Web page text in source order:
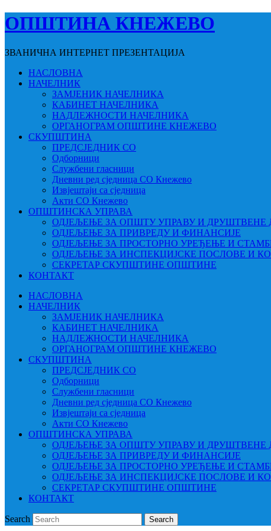
ОПШТИНА КНЕЖЕВО
ЗВАНИЧНА ИНТЕРНЕТ ПРЕЗЕНТАЦИЈА
НАСЛОВНА
НАЧЕЛНИК
ЗАМЈЕНИК НАЧЕЛНИКА
КАБИНЕТ НАЧЕЛНИКА
НАДЛЕЖНОСТИ НАЧЕЛНИКА
ОРГАНОГРАМ ОПШТИНЕ КНЕЖЕВО
СКУПШТИНА
ПРЕДСЈЕДНИК СО
Одборници
Службени гласници
Дневни ред сједница СО Кнежево
Извјештаји са сједница
Акти СО Кнежево
ОПШТИНСКА УПРАВА
ОДЈЕЉЕЊЕ ЗА ОПШТУ УПРАВУ И ДРУШТВЕНЕ
ОДЈЕЉЕЊЕ ЗА ПРИВРЕДУ И ФИНАНСИЈЕ
ОДЈЕЉЕЊЕ ЗА ПРОСТОРНО УРЕЂЕЊЕ И
ОДЈЕЉЕЊЕ ЗА ИНСПЕКЦИЈСКЕ ПОСЛОВЕ И
СЕКРЕТАР СКУПШТИНЕ ОПШТИНЕ
КОНТАКТ
НАСЛОВНА
НАЧЕЛНИК
ЗАМЈЕНИК НАЧЕЛНИКА
КАБИНЕТ НАЧЕЛНИКА
НАДЛЕЖНОСТИ НАЧЕЛНИКА
ОРГАНОГРАМ ОПШТИНЕ КНЕЖЕВО
СКУПШТИНА
ПРЕДСЈЕДНИК СО
Одборници
Службени гласници
Дневни ред сједница СО Кнежево
Извјештаји са сједница
Акти СО Кнежево
ОПШТИНСКА УПРАВА
ОДЈЕЉЕЊЕ ЗА ОПШТУ УПРАВУ И ДРУШТВЕНЕ
ОДЈЕЉЕЊЕ ЗА ПРИВРЕДУ И ФИНАНСИЈЕ
ОДЈЕЉЕЊЕ ЗА ПРОСТОРНО УРЕЂЕЊЕ И
ОДЈЕЉЕЊЕ ЗА ИНСПЕКЦИЈСКЕ ПОСЛОВЕ И
СЕКРЕТАР СКУПШТИНЕ ОПШТИНЕ
КОНТАКТ
Search Search